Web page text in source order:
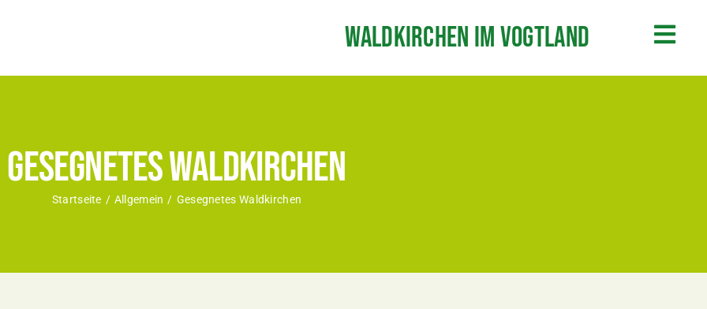
Waldkirchen im Vogtland
Gesegnetes Waldkirchen
Startseite Allgemein Gesegnetes Waldkirchen